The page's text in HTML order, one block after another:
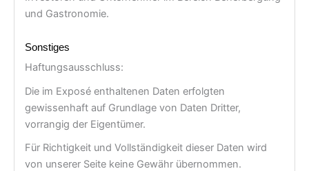
und Gastronomie.
Sonstiges
Haftungsausschluss:
Die im Exposé enthaltenen Daten erfolgten
gewissenhaft auf Grundlage von Daten Dritter,
vorrangig der Eigentümer.
Für Richtigkeit und Vollständigkeit dieser Daten wird
von unserer Seite keine Gewähr übernommen.